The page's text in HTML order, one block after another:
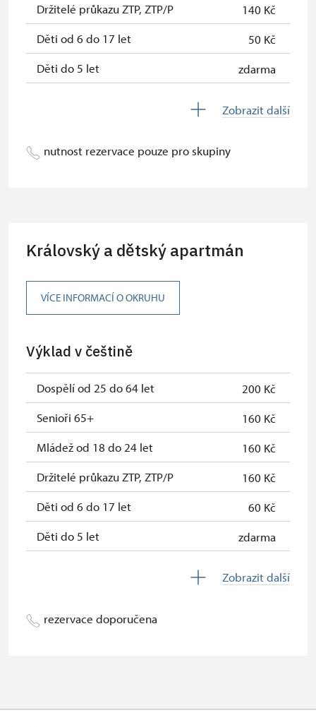
Držitelé průkazu ZTP, ZTP/P
140 Kč
Děti od 6 do 17 let
50 Kč
Děti do 5 let
zdarma
ČR *
Průkaz ICOMOS *
Celoroční volné vstupenky vydané
Jednorázové vstupenky vydané NPÚ
Průkaz zaměstnance NPÚ (+ až 3
rodinní příslušníci)
zdarma
Průkaz Náš člověk *
zdarma
* Platí pouze pro jednu osobu
(držitele průkazu)
Zobrazit další
nutnost rezervace pouze pro skupiny
Královský a dětský apartmán
VÍCE INFORMACÍ O OKRUHU
Výklad v češtině
Dospělí od 25 do 64 let
200 Kč
Senioři 65+
160 Kč
Mládež od 18 do 24 let
160 Kč
Držitelé průkazu ZTP, ZTP/P
160 Kč
Děti od 6 do 17 let
60 Kč
Děti do 5 let
zdarma
skupiny 1 osoba na 10 dětí)
Zobrazit další
rezervace doporučena